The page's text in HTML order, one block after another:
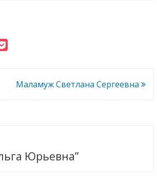
Маламуж Светлана Сергеевна
Юрьевна”